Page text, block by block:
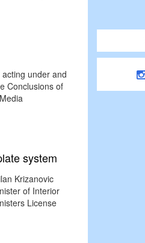
under and
Conclusions of
system
Krizanovic
of Interior
License